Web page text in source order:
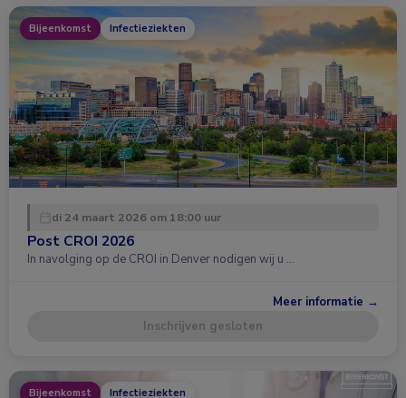
Bijeenkomst Infectieziekten
di 24 maart 2026 om 18:00 uur
Post CROI 2026
In navolging op de CROI in Denver nodigen wij u …
Meer informatie →
Inschrijven gesloten
Bijeenkomst Infectieziekten